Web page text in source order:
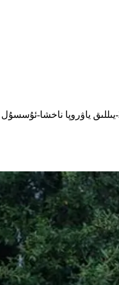
ياۋروپادىكى تاراتقۇلار ئىسرائىلىيە غەززەدە ئىرقىي